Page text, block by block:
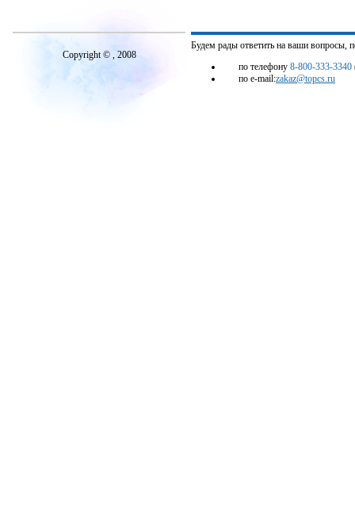
Copyright © , 2008
Будем рады ответить на ваши вопросы,
по телефону 8-800-333-3340
по e-mail:zakaz@topcs.ru